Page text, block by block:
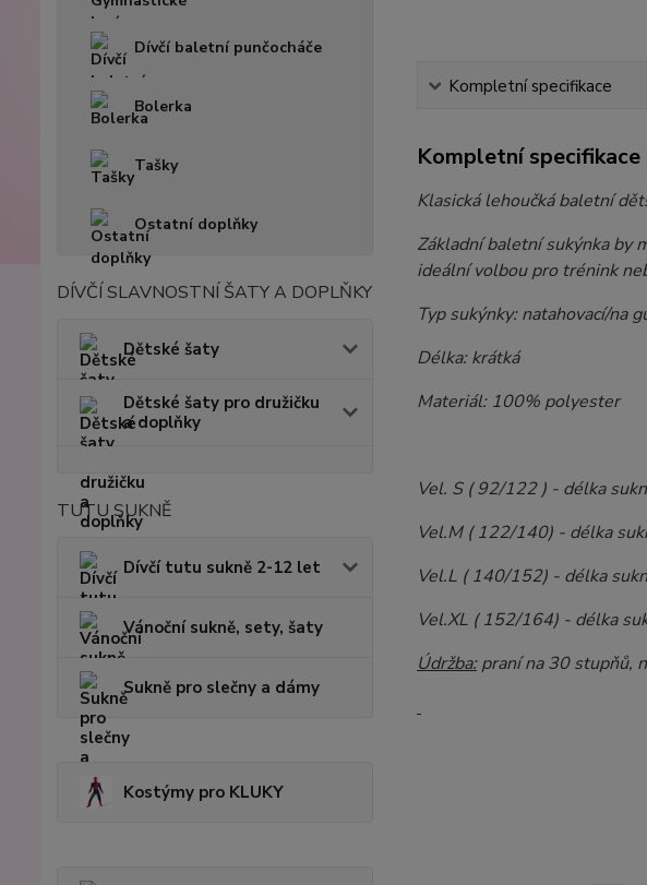
Dívčí baletní punčocháče
Bolerka
Tašky
Ostatní doplňky
DÍVČÍ SLAVNOSTNÍ ŠATY A DOPLŇKY
Dětské šaty
Dětské šaty pro družičku
a doplňky
TUTU SUKNĚ
Dívčí tutu sukně 2-12 let
Vánoční sukně, sety, šaty
Sukně pro slečny a dámy
Kostýmy pro KLUKY
Kompletní specifikace
Kompletní specifikace
Klasická lehoučká baletní
Základní baletní sukýnka by
ideální volbou pro trénink
Typ sukýnky: natahovací/na
Délka: krátká
Materiál: 100% polyester
Vel. S ( 92/122 ) - délka
Vel.M ( 122/140) - délka
Vel.L ( 140/152) - délka
Vel.XL ( 152/164) - délka
Údržba:praní na 30 stupňů,